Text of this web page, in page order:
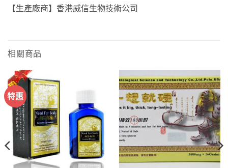
【生產廠商】香港威信生物技術公司
相關商品
特惠